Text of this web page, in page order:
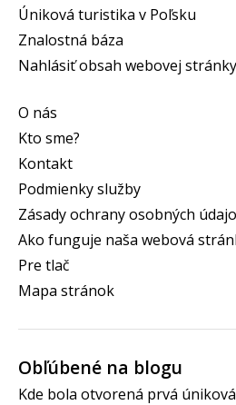
Úniková turistika v Poľsku
Znalostná báza
Nahlásiť obsah webovej stránky
O nás
Kto sme?
Kontakt
Podmienky služby
Zásady ochrany osobných
Ako funguje naša webová
Pre tlač
Mapa stránok
Obľúbené na blogu
Kde bola otvorená prvá